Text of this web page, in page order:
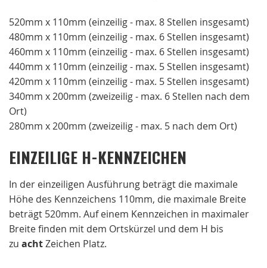
520mm x 110mm (einzeilig - max. 8 Stellen insgesamt)
480mm x 110mm (einzeilig - max. 6 Stellen insgesamt)
460mm x 110mm (einzeilig - max. 6 Stellen insgesamt)
440mm x 110mm (einzeilig - max. 5 Stellen insgesamt)
420mm x 110mm (einzeilig - max. 5 Stellen insgesamt)
340mm x 200mm (zweizeilig - max. 6 Stellen nach dem
Ort)
280mm x 200mm (zweizeilig - max. 5 nach dem Ort)
EINZEILIGE H-KENNZEICHEN
In der einzeiligen Ausführung beträgt die maximale
Höhe des Kennzeichens 110mm, die maximale Breite
beträgt 520mm. Auf einem Kennzeichen in maximaler
Breite finden mit dem Ortskürzel und dem H bis
zu achtZeichen Platz.